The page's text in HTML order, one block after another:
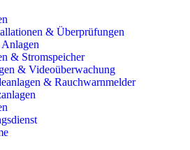
& Überprüfungen
& Stromspeicher
& Videoüberwachung
& Rauchwarnmelder